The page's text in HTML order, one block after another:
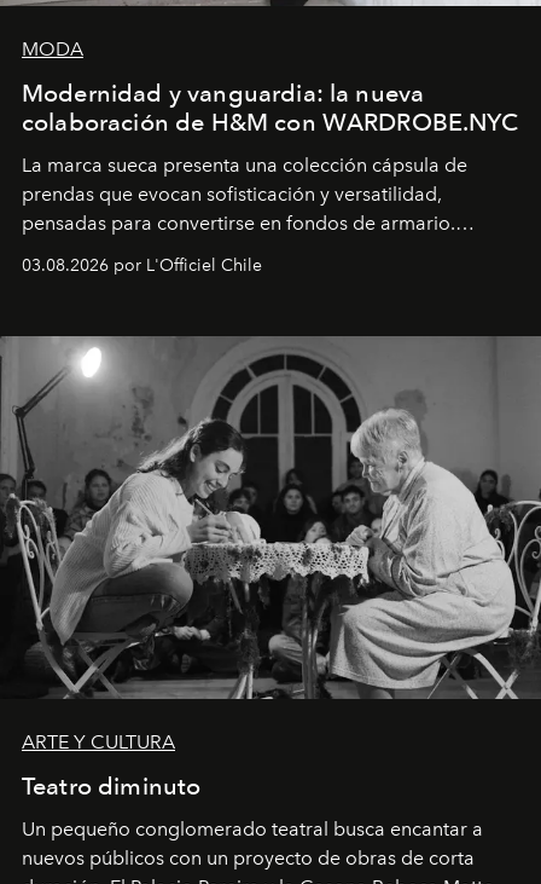
MODA
Modernidad y vanguardia: la nueva
colaboración de H&M con WARDROBE.NYC
La marca sueca presenta una colección cápsula de
prendas que evocan sofisticación y versatilidad,
pensadas para convertirse en fondos de armario.
03.08.2026 por L'Officiel Chile
ARTE Y CULTURA
Teatro diminuto
Un pequeño conglomerado teatral busca encantar a
nuevos públicos con un proyecto de obras de corta